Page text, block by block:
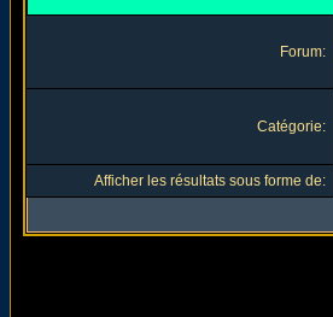
Forum:
Catégorie:
Afficher les résultats sous forme de: